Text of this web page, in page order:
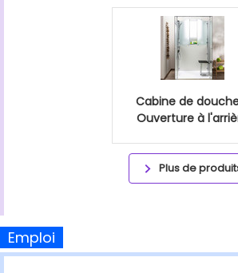
Cabine de
Ouverture à
Plus de
Emploi